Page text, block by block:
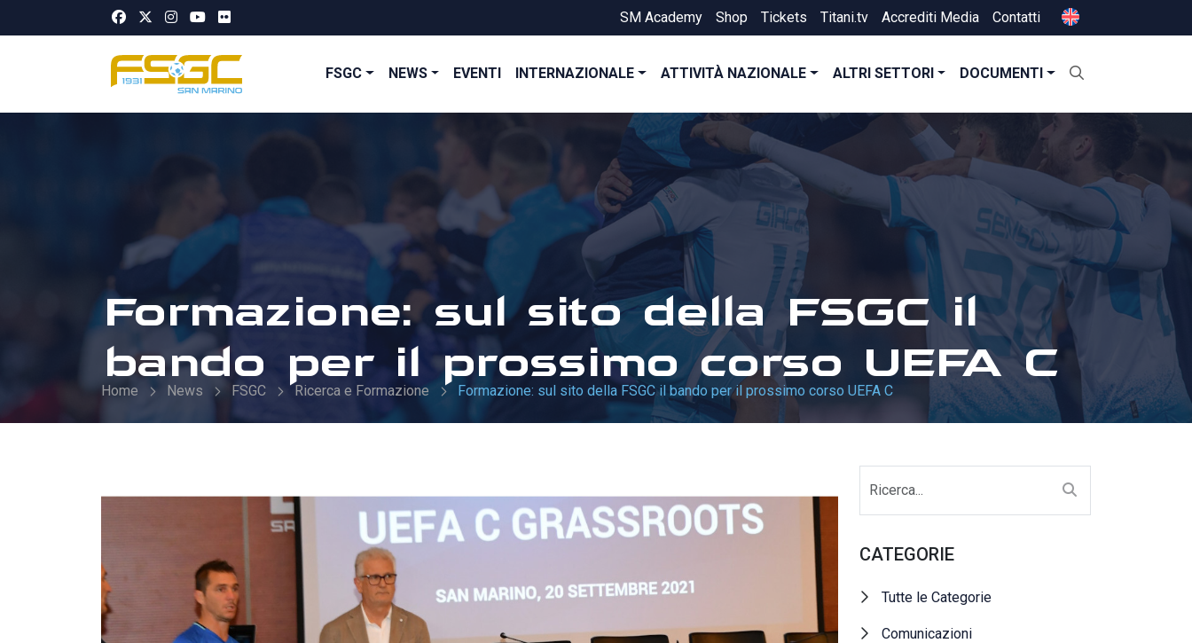
SM Academy Shop Tickets Titani.tv Accrediti Media Contatti
FSGC NEWS EVENTI INTERNAZIONALE ATTIVITÀ NAZIONALE ALTRI SETTORI DOCUMENTI
Formazione: sul sito della FSGC il
bando per il prossimo corso UEFA C
Home News FSGC Ricerca e Formazione Formazione: sul sito della FSGC il bando per il prossimo corso UEFA C
CATEGORIE
Tutte le Categorie
Comunicazioni